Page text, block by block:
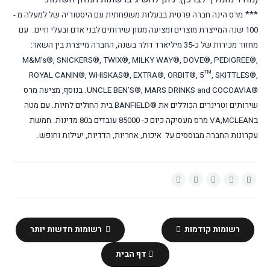
*** מרס הינה חברה פרטית בבעלות משפחתית עם היסטוריה של למעלה מ -
100 שנה המייצרת מוצרים ומציעה מגוון שירותים לבני אדם ובעלי חיים. עם
מחזור מכירות של כ-35 מיליארד דולר בשנה, החברה מייצרת בין השאר:
M&M’s®, SNICKERS®, TWIX®, MILKY WAY®, DOVE®, PEDIGREE®,
ROYAL CANIN®, WHISKAS®, EXTRA®, ORBIT®, 5™, SKITTLES®,
UNCLE BEN’S®, MARS DRINKS and COCOAVIA®. בנוסף, מציעה מרס
שירותים וטרינרים הכוללים את BANFIELD®בית החולים לחיות. עם מטה
בMCLEAN
,
VA
מרס מעסיקה כיום כ- 85000 עובדים ב80 מדינות. חמשת
עקרונות החברה מבוססים על איכות, אחריות, הדדיות, יעילות וחופש.
רשומות חדשות יותר רשומות קודמות
דף הבית